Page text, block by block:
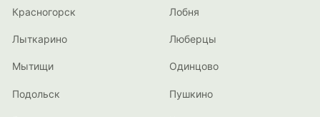
Красногорск Лобня
Лыткарино Люберцы
Мытищи Одинцово
Подольск Пушкино